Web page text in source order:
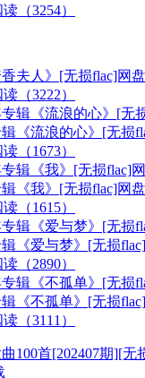
读（3254）
夫人》[无损flac]网
读（3222）
《流浪的心》[无损
读（1673）
《我》[无损flac]网
读（1615）
《爱与梦》[无损
读（2890）
《不孤单》[无损
读（3111）